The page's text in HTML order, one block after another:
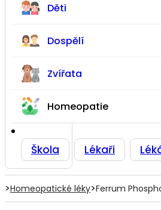
Děti
Dospělí
Zvířata
Homeopatie
Škola Lékaři
>Homeopatické léky>Ferrum